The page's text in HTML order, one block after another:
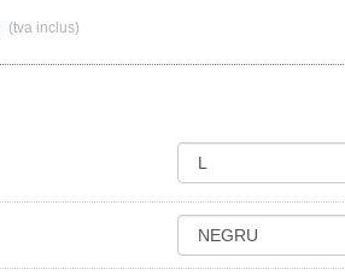
(tva inclus)